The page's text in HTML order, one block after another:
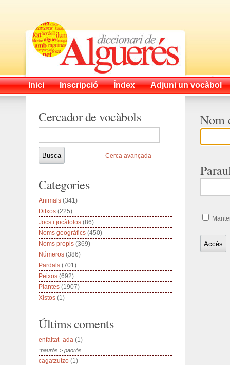
Inici Inscripció Índex Adjuni un vocàbol
Nom
Cercador de vocàbols
Cerca avançada
Categories
Animals (341)
Ditxos (225)
Jocs i jocàtolos (86)
Noms geogràfics (450)
Noms propis (369)
Números (386)
Pardals (701)
Peixos (692)
Plantes (1907)
Xistos (1)
Últims coments
enfaltat -ada (1)
*paurós > paorós ...
cagatzutzo (1)